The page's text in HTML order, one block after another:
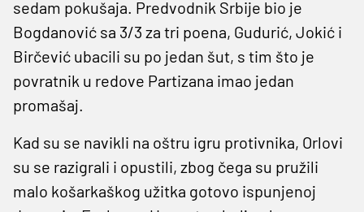
sedam pokušaja. Predvodnik Srbije bio je
Bogdanović sa 3/3 za tri poena, Gudurić, Jokić i
Birčević ubacili su po jedan šut, s tim što je
povratnik u redove Partizana imao jedan
promašaj.
Kad su se navikli na oštru igru protivnika, Orlovi
su se razigrali i opustili, zbog čega su pružili
malo košarkaškog užitka gotovo ispunjenoj